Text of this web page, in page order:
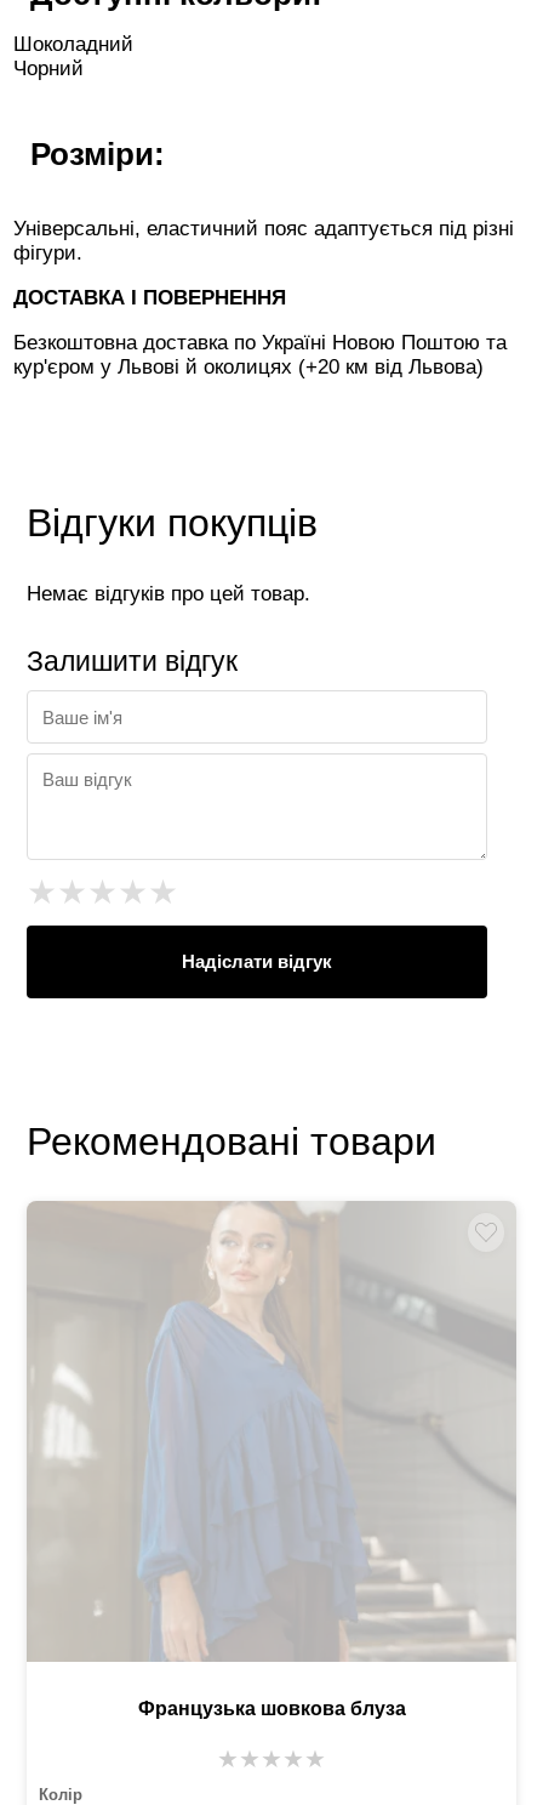
Шоколадний
Чорний
Розміри:
Універсальні, еластичний пояс адаптується під різні
фігури.
ДОСТАВКА І ПОВЕРНЕННЯ
Безкоштовна доставка по Україні Новою Поштою та
кур'єром у Львові й околицях (+20 км від Львова)
Відгуки покупців
Немає відгуків про цей товар.
Залишити відгук
★★★★★
Надіслати відгук
Рекомендовані товари
Французька шовкова блуза
★★★★★
Колір